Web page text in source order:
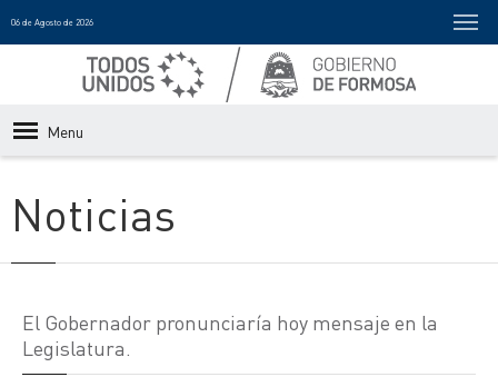
06 de Agosto de 2026
Menu
Noticias
El Gobernador pronunciaría hoy mensaje en la
Legislatura.